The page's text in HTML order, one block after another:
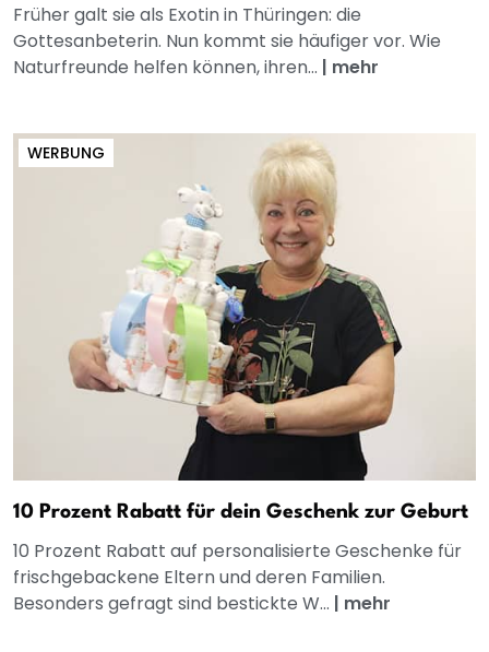
Früher galt sie als Exotin in Thüringen: die
Gottesanbeterin. Nun kommt sie häufiger vor. Wie
Naturfreunde helfen können, ihren... | mehr
WERBUNG
10 Prozent Rabatt für dein Geschenk zur Geburt
10 Prozent Rabatt auf personalisierte Geschenke für
frischgebackene Eltern und deren Familien.
Besonders gefragt sind bestickte W... | mehr